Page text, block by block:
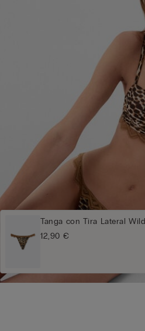
Tanga con Tira Lateral
12,90 €